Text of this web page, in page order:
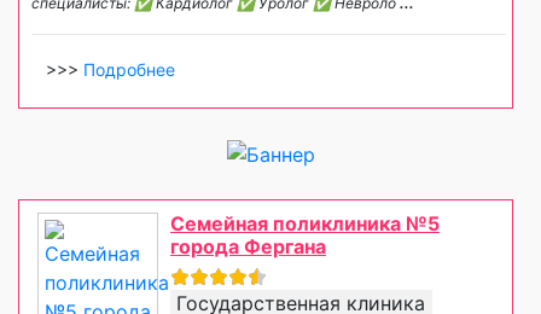
>>> Подробнее
Семейная поликлиника №5
города Фергана
Государственная клиника